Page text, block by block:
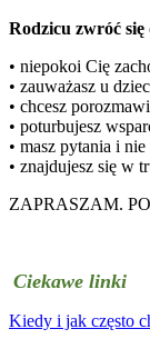
Rodzicu zwróć się
• niepokoi Cię
• zauważasz u
• chcesz
• poturbujesz
• masz pytania i
• znajdujesz się w
ZAPRASZAM.
Ciekawe linki
Kiedy i jak często